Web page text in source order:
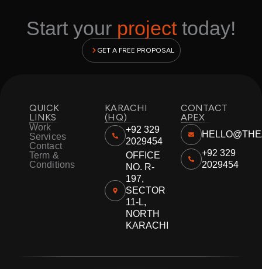
Start your projecttoday!
GET A FREE PROPOSAL
QUICK
LINKS
Work
Services
Contact
Term &
Conditions
KARACHI
(HQ)
+92 329
2029454
OFFICE
NO. R-
197,
SECTOR
11-L,
NORTH
KARACHI
CONTACT
APEX
+92 329
2029454